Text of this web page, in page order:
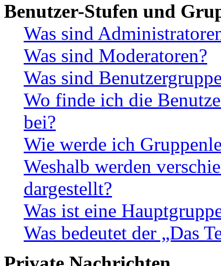
Benutzer-Stufen und
Was sind
Was sind Moderatoren?
Was sind
Wo finde ich die
bei?
Wie werde ich
Weshalb werden
dargestellt?
Was ist eine
Was bedeutet der „Das